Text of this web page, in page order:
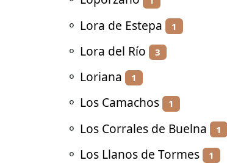
⚬ Lora de Estepa 1
⚬ Lora del Río 3
⚬ Loriana 1
⚬ Los Camachos 1
⚬ Los Corrales de Buelna 1
⚬ Los Llanos de Tormes 1